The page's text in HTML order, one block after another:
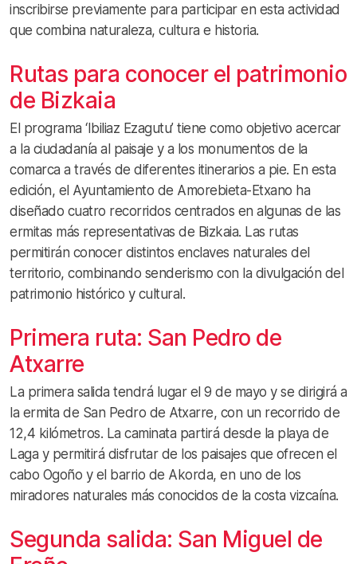
inscribirse previamente para participar en esta actividad
que combina naturaleza, cultura e historia.
Rutas para conocer el patrimonio
de Bizkaia
El programa ‘Ibiliaz Ezagutu’ tiene como objetivo acercar
a la ciudadanía al paisaje y a los monumentos de la
comarca a través de diferentes itinerarios a pie. En esta
edición, el Ayuntamiento de Amorebieta-Etxano ha
diseñado cuatro recorridos centrados en algunas de las
ermitas más representativas de Bizkaia. Las rutas
permitirán conocer distintos enclaves naturales del
territorio, combinando senderismo con la divulgación del
patrimonio histórico y cultural.
Primera ruta: San Pedro de
Atxarre
La primera salida tendrá lugar el 9 de mayo y se dirigirá a
la ermita de San Pedro de Atxarre, con un recorrido de
12,4 kilómetros. La caminata partirá desde la playa de
Laga y permitirá disfrutar de los paisajes que ofrecen el
cabo Ogoño y el barrio de Akorda, en uno de los
miradores naturales más conocidos de la costa vizcaína.
Segunda salida: San Miguel de